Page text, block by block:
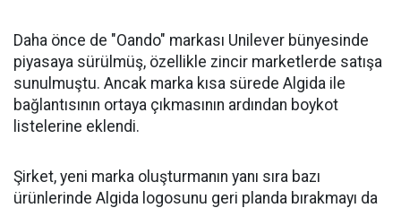
Daha önce de "Oando" markası Unilever bünyesinde
piyasaya sürülmüş, özellikle zincir marketlerde satışa
sunulmuştu. Ancak marka kısa sürede Algida ile
bağlantısının ortaya çıkmasının ardından boykot
listelerine eklendi.
Şirket, yeni marka oluşturmanın yanı sıra bazı
ürünlerinde Algida logosunu geri planda bırakmayı da